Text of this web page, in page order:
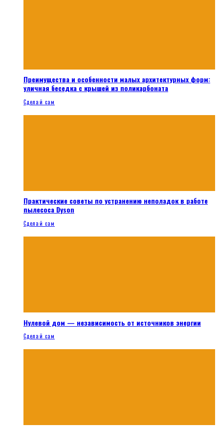
Преимущества и особенности малых архитектурных форм:
уличная беседка с крышей из поликарбоната
Сделай сам
Практические советы по устранению неполадок в работе
пылесоса Dyson
Сделай сам
Нулевой дом — независимость от источников энергии
Сделай сам